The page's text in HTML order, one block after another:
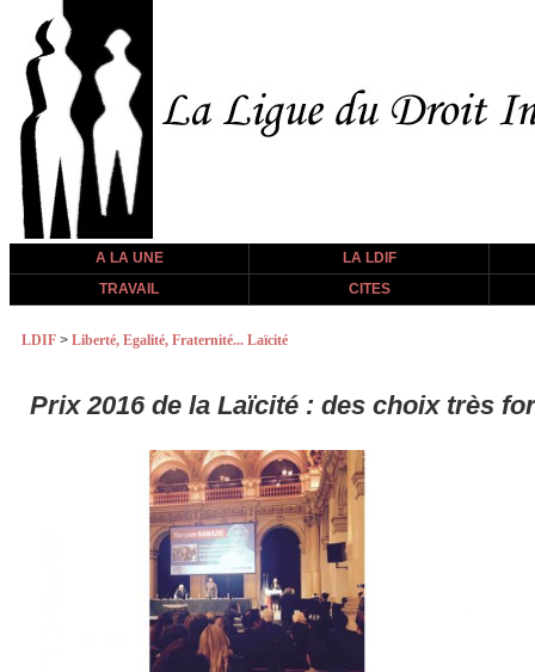
A LA UNE
LA LDIF
TRAVAIL
CITES
LDIF > Liberté, Egalité, Fraternité... Laïcité
Prix 2016 de la Laïcité : des choix très